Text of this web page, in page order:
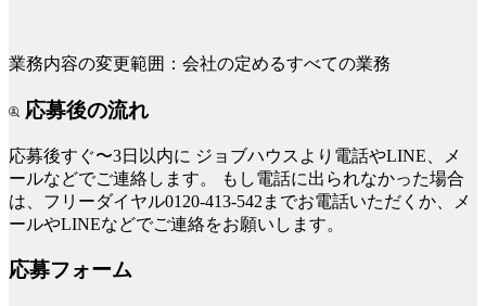
業務内容の変更範囲：会社の定めるすべての業務
応募後の流れ
応募後すぐ〜3日以内に ジョブハウスより電話やLINE、メ
ールなどでご連絡します。
もし電話に出られなかった場合
は、フリーダイヤル0120-413-542までお電話いただくか、メ
ールやLINEなどでご連絡をお願いします。
応募フォーム